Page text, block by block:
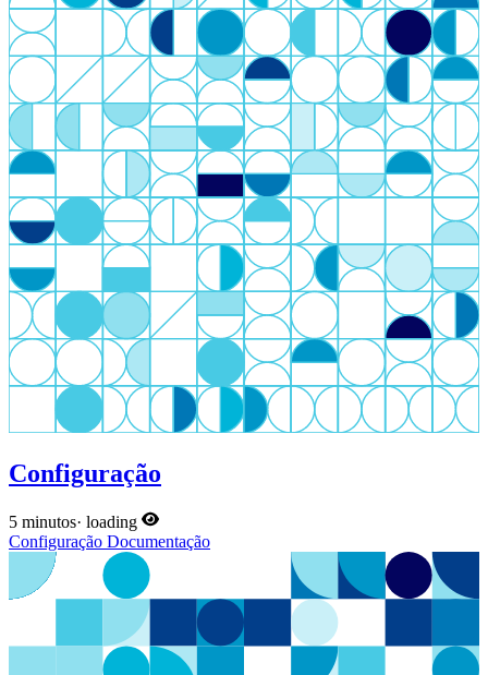
Configuração
5 minutos· loading
Configuração Documentação